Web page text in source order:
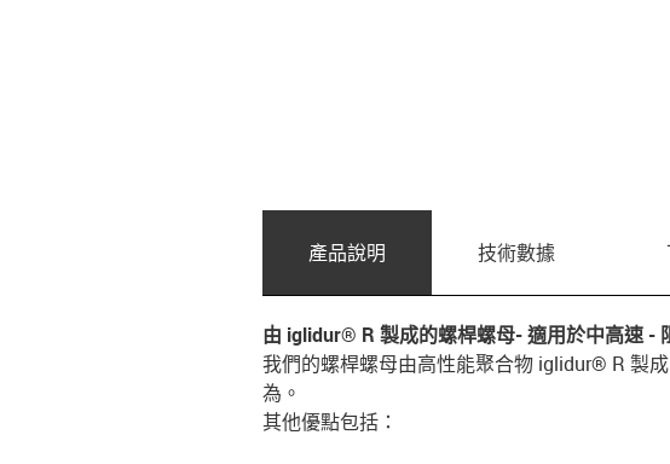
產品說明 技術數據
由 iglidur® R 製成的螺桿螺母- 適用於中高速 -
我們的螺桿螺母由高性能聚合物 iglidur® R 製
為。
其他優點包括：